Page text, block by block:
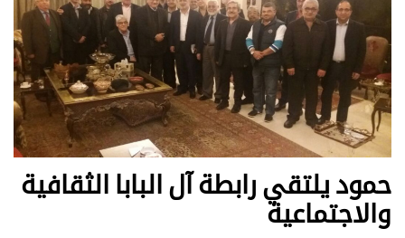
حمود يلتقي رابطة آل البابا الثقافية
والاجتماعية